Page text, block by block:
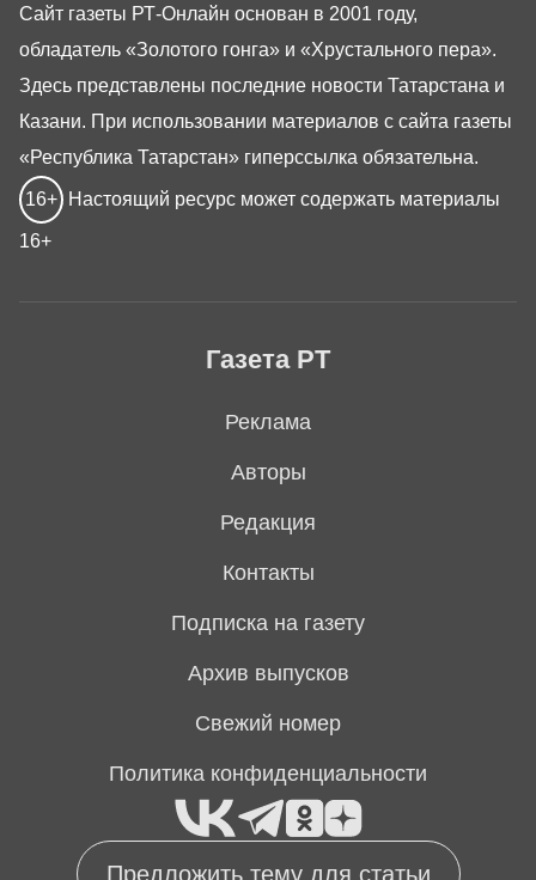
Предложить тему для статьи
Газета РТ
Реклама
Авторы
Редакция
Контакты
Подписка на газету
Архив выпусков
Свежий номер
Политика конфиденциальности
Сайт газеты РТ-Онлайн основан в 2001 году,
обладатель «Золотого гонга» и «Хрустального пера».
Здесь представлены последние новости Татарстана и
Казани. При использовании материалов с сайта газеты
«Республика Татарстан» гиперссылка обязательна.
16+ Настоящий ресурс может содержать материалы
16+